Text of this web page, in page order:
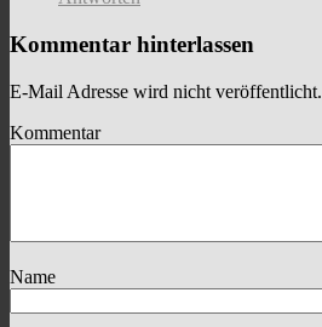
Kommentar hinterlassen
E-Mail Adresse wird nicht veröffentlicht.
Kommentar
Name